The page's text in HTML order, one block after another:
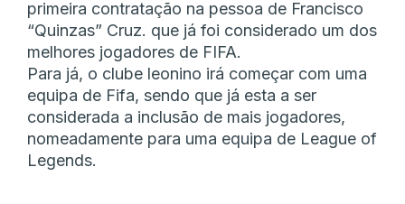
primeira contratação na pessoa de Francisco
“Quinzas” Cruz. que já foi considerado um dos
melhores jogadores de FIFA.
Para já, o clube leonino irá começar com uma
equipa de Fifa, sendo que já esta a ser
considerada a inclusão de mais jogadores,
nomeadamente para uma equipa de League of
Legends.